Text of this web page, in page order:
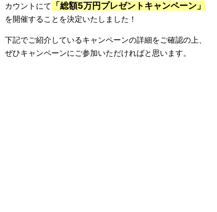
カウントにて 「総額5万円プレゼントキャンペーン」
を開催することを決定いたしました！
下記でご紹介しているキャンペーンの詳細をご確認の上、
ぜひキャンペーンにご参加いただければと思います。